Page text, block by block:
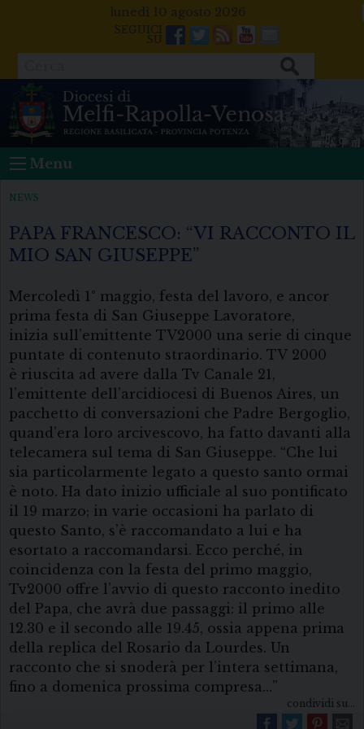
lunedì 10 agosto 2026
Facebook
Twitter
FeedsYoutube
Mail
Menu
NEWS
PAPA FRANCESCO: “VI RACCONTO IL
MIO SAN GIUSEPPE”
Mercoledì 1° maggio, festa del lavoro, e ancor
prima festa di San Giuseppe Lavoratore,
inizia sull’emittente TV2000 una serie di cinque
puntate di contenuto straordinario. TV 2000
è riuscita ad avere dalla Tv Canale 21,
l’emittente dell’arcidiocesi di Buenos Aires, un
pacchetto di conversazioni che Padre Bergoglio,
quand’era loro arcivescovo, ha fatto davanti alla
telecamera sul tema di San Giuseppe. “Che lui
sia particolarmente legato a questo santo ormai
è noto. Ha dato inizio ufficiale al suo pontificato
il 19 marzo; in varie occasioni ha parlato di
questo Santo, s’è raccomandato a lui e ha
esortato a raccomandarsi. Ecco perché, in
coincidenza con la festa del primo maggio,
Tv2000 offre l’avvio di questo racconto inedito
del Papa, che avrà due passaggi: il primo alle
12.30 e il secondo alle 19.45, ossia appena prima
della replica del Rosario da Lourdes. Un
racconto che si snoderà per l’intera settimana,
fino a domenica prossima compresa…”
condividi su...